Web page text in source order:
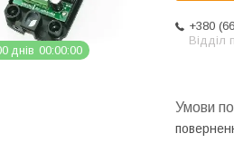
0 днів 00 00 00
+380
Відділ